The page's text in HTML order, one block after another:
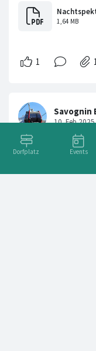
Dorfplatz Events